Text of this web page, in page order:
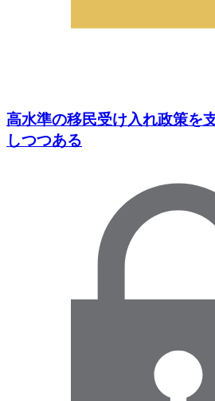
高水準の移民受け入れ政策を
しつつある